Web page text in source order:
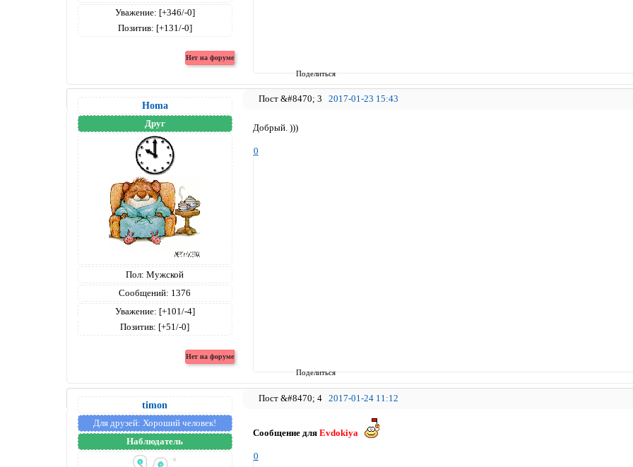
Поделиться
Уважение: [+346/-0]
Позитив: [+131/-0]
Поделиться
3 2017-01-23 15:43
Homa
Друг
Пол: Мужской
Сообщений: 1376
Уважение: [+101/-4]
Позитив: [+51/-0]
Добрый. )))
0
4 2017-01-24 11:12
timon
Для друзей: Хороший человек!
Наблюдатель
Сообщение для Evdokiya
0